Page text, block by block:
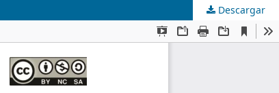
Descargar